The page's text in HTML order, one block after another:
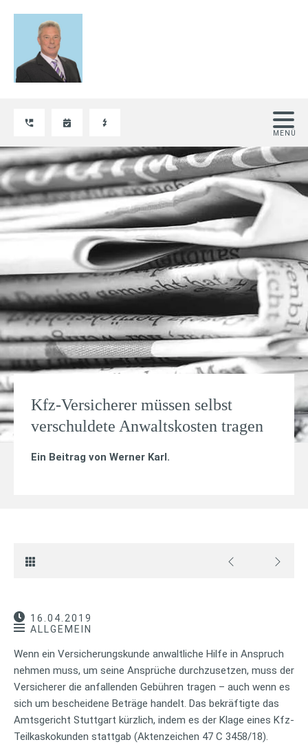
Kfz-Versicherer müssen selbst
verschuldete Anwaltskosten tragen
Ein Beitrag von Werner Karl.
16.04.2019
ALLGEMEIN
Wenn ein Versicherungskunde anwaltliche Hilfe in Anspruch
nehmen muss, um seine Ansprüche durchzusetzen, muss der
Versicherer die anfallenden Gebühren tragen – auch wenn es
sich um bescheidene Beträge handelt. Das bekräftigte das
Amtsgericht Stuttgart kürzlich, indem es der Klage eines Kfz-
Teilkaskokunden stattgab (Aktenzeichen 47 C 3458/18).